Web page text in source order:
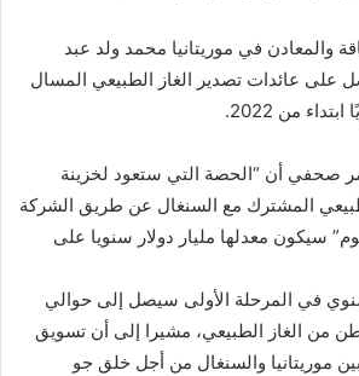
والمعادن في موريتانيا محمد ولد عبد
على عائدات تصدير الغاز الطبيعي المسال
من 2022.
صحفي أن “الحصة التي ستعود لخزينة
المشترك مع السنغال عن طريق الشركة
سيكون معدلها مليار دولار سنويا على
في المرحلة الأولى سيصل إلى حوالي
من الغاز الطبيعي، مشيرا إلى أن تسويق
موريتانيا والسنغال من أجل خلق جو